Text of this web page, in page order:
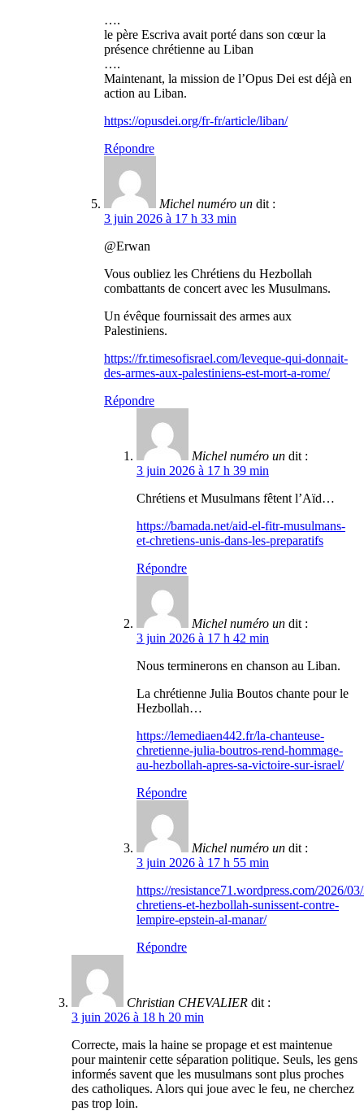
….
le père Escriva avait porté dans son cœur la
présence chrétienne au Liban
….
Maintenant, la mission de l’Opus Dei est déjà en
action au Liban.
https://opusdei.org/fr-fr/article/liban/
Répondre
Michel numéro un dit :
3 juin 2026 à 17 h 33 min
@Erwan
Vous oubliez les Chrétiens du Hezbollah
combattants de concert avec les Musulmans.
Un évêque fournissait des armes aux
Palestiniens.
https://fr.timesofisrael.com/leveque-qui-donnait-
des-armes-aux-palestiniens-est-mort-a-rome/
Répondre
Michel numéro un dit :
3 juin 2026 à 17 h 39 min
Chrétiens et Musulmans fêtent l’Aïd…
https://bamada.net/aid-el-fitr-musulmans-
et-chretiens-unis-dans-les-preparatifs
Répondre
Michel numéro un dit :
3 juin 2026 à 17 h 42 min
Nous terminerons en chanson au Liban.
La chrétienne Julia Boutos chante pour le
Hezbollah…
https://lemediaen442.fr/la-chanteuse-
chretienne-julia-boutros-rend-hommage-
au-hezbollah-apres-sa-victoire-sur-israel/
Répondre
Michel numéro un dit :
3 juin 2026 à 17 h 55 min
https://resistance71.wordpress.com/2026/
chretiens-et-hezbollah-sunissent-contre-
lempire-epstein-al-manar/
Répondre
Christian CHEVALIER dit :
3 juin 2026 à 18 h 20 min
Correcte, mais la haine se propage et est maintenue
pour maintenir cette séparation politique. Seuls, les gens
informés savent que les musulmans sont plus proches
des catholiques. Alors qui joue avec le feu, ne cherchez
pas trop loin.